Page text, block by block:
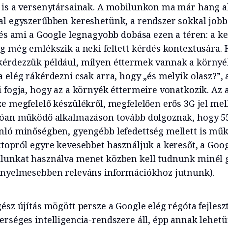
a versenytársainak. A mobilunkon ma már hang
egyszerűbben kereshetünk, a rendszer sokkal
ami a Google legnagyobb dobása ezen a téren: a
még emlékszik a neki feltett kérdés kontextusára.
például, milyen éttermek vannak a
elég rákérdezni csak arra, hogy „és melyik olasz?”,
hogy az a környék éttermeire vonatkozik. Az
megfelelő készülékről, megfelelően erős 3G jel
működő alkalmazáson tovább dolgoznak, hogy
minőségben, gyengébb lefedettség mellett is
egyre kevesebbet használjuk a keresőt, a
használva menet közben kell tudnunk minél
releváns információkhoz jutnunk).
újítás mögött persze a Google elég régóta
intelligencia-rendszere áll, épp annak